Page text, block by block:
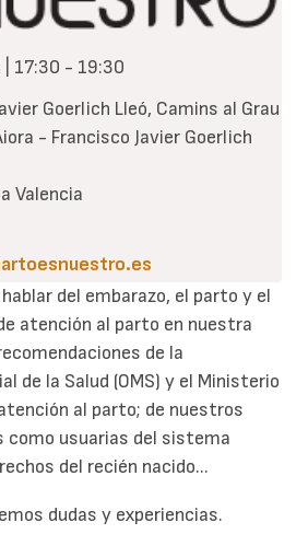
del embarazo, el parto y el
atención al parto en nuestra
de la
de la Salud (OMS) y el Ministerio
al parto; de nuestros
como usuarias del sistema
del recién nacido...
dudas y experiencias.
| 17:30 - 19:30
Goerlich Lleó, Camins al Grau
- Francisco Javier Goerlich
Valencia